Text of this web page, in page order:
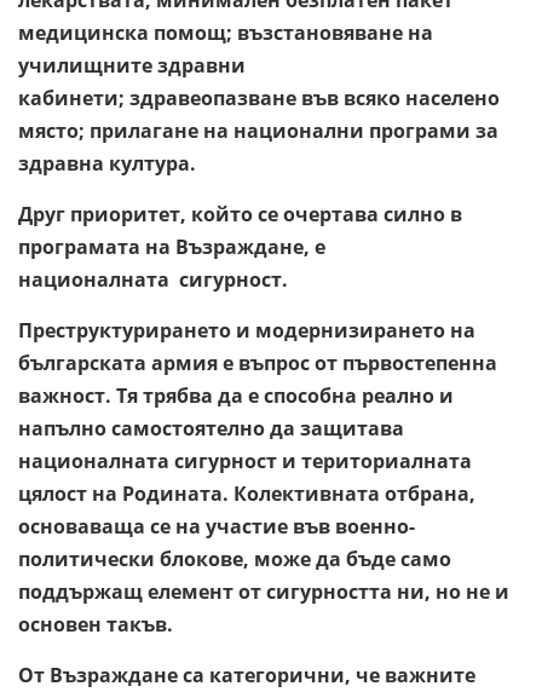
медицинска помощ; възстановяване на
училищните здравни
кабинети; здравеопазване във всяко населено
място; прилагане на национални програми за
здравна култура.
Друг приоритет, който се очертава силно в
програмата на Възраждане, е
националната сигурност.
Преструктурирането и модернизирането на
българската армия е въпрос от първостепенна
важност. Тя трябва да е способна реално и
напълно самостоятелно да защитава
националната сигурност и териториалната
цялост на Родината. Колективната отбрана,
основаваща се на участие във военно-
политически блокове, може да бъде само
поддържащ елемент от сигурността ни, но не и
основен такъв.
От Възраждане са категорични, че важните